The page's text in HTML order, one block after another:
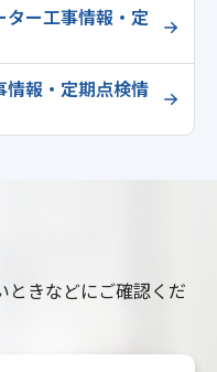
ー工事情報・定
報・定期点検情
ときなどにご確認くだ